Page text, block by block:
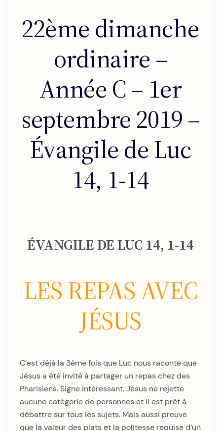
22ème dimanche
ordinaire –
Année C – 1er
septembre 2019 –
Évangile de Luc
14, 1-14
ÉVANGILE DE LUC 14, 1-14
LES REPAS AVEC
JÉSUS
C’est déjà la 3ème fois que Luc nous raconte que
Jésus a été invité à partager un repas chez des
Pharisiens. Signe intéressant. Jésus ne rejette
aucune catégorie de personnes et il est prêt à
débattre sur tous les sujets. Mais aussi preuve
que la valeur des plats et la politesse requise d’un